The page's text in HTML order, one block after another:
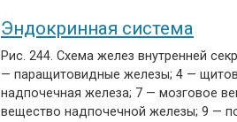
Эндокринная система
Рис. 244. Схема желез внутренней
— паращитовидные железы; 4 —
надпочечная железа; 7 — мозговое
вещество надпочечной железы; 9 —